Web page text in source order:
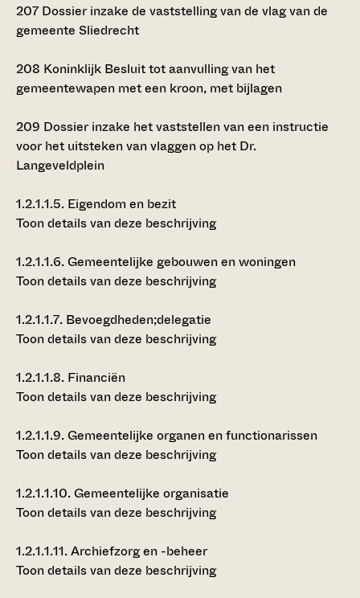
207 Dossier inzake de vaststelling van de vlag van de
gemeente Sliedrecht
208 Koninklijk Besluit tot aanvulling van het
gemeentewapen met een kroon, met bijlagen
209 Dossier inzake het vaststellen van een instructie
voor het uitsteken van vlaggen op het Dr.
Langeveldplein
1.2.1.1.5. Eigendom en bezit
Toon details van deze beschrijving
1.2.1.1.6.Gemeentelijke gebouwen en woningen
Toon details van deze beschrijving
1.2.1.1.7. Bevoegdheden;delegatie
Toon details van deze beschrijving
1.2.1.1.8. Financiën
Toon details van deze beschrijving
1.2.1.1.9.Gemeentelijke organen en functionarissen
Toon details van deze beschrijving
1.2.1.1.10.Gemeentelijke organisatie
Toon details van deze beschrijving
1.2.1.1.11.Archiefzorg en -beheer
Toon details van deze beschrijving